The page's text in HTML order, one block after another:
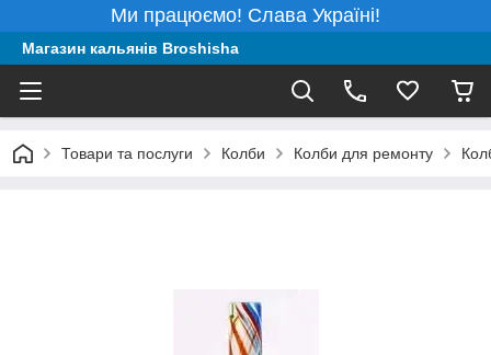
Ми працюємо! Слава Україні!
Магазин кальянів Broshisha
Товари та послуги Колби Колби для ремонту